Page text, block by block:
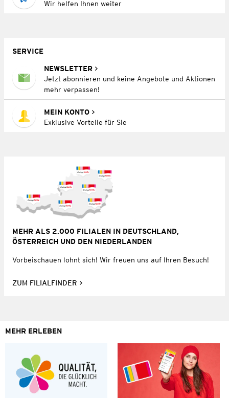
Wir helfen Ihnen weiter
SERVICE
NEWSLETTER
Jetzt abonnieren und keine Angebote und Aktionen
mehr verpassen!
MEIN KONTO
Exklusive Vorteile für Sie
MEHR ALS 2.000 FILIALEN IN DEUTSCHLAND,
ÖSTERREICH UND DEN NIEDERLANDEN
Vorbeischauen lohnt sich! Wir freuen uns auf Ihren Besuch!
ZUM FILIALFINDER
MEHR ERLEBEN